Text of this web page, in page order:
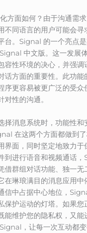
方面如何？由于沟通需
不同语言的用户可能会寻
台。Signal 的一个亮点
中文版。这一发展
容性环境的决心，并强调
话方面的重要性。此功能
序更容易被更广泛的受众
对性的沟通。
择消息系统时，功能性
在这两个方面都做到
界面，同时坚定地致力于
到进行语音和视频通话
借群组对话功能、独一无
在琳琅满目的消息应用中
信中占据中心地位，
保护运动的灯塔。如果
能维护您的隐私权，又能
，让每一次互动都